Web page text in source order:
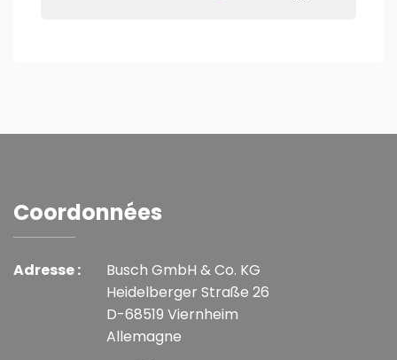
Coordonnées
Adresse :
Busch GmbH & Co. KG
Heidelberger Straße 26
D-68519 Viernheim
Allemagne